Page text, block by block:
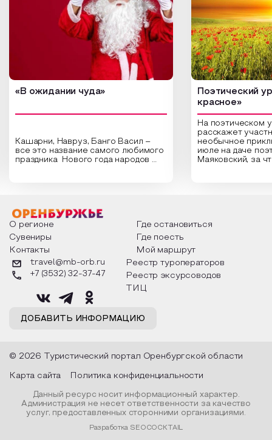
«В ожидании чуда»
Кашарни, Навруз, Банго Васил –
все это название самого любимого
праздника Нового года народов
о том, как встречают новый год в
разных уголках страны, какие
обряды совершают на удачу и
благополучие, в чем схожи и
различаются традиции. Кто такой
Дед Мороз и откуда он пришел, как
его называют в разных уголках
страны и как появились елочные
Поэтический
красное»
На поэтическом
расскажет
необычное
июле на даче
Маяковский, за
Твардовского и
каждой строчке
восхищение
яркому времени
О регионе
Где остановиться
Сувениры
Где поесть
Контакты
Мой маршрут
ДОБАВИТЬ ИНФОРМАЦИЮ
travel@mb-orb.ru
+7 (3532) 32-37-47
Реестр туроператоров
Реестр эксурсоводов
ТИЦ
© 2026 Туристический портал Оренбургской области
Карта сайта Политика конфиденциальности
Данный ресурс носит информационный характер.
Администрация не несет ответственности за качество
услуг, предоставленных сторонними организациями.
Разработка SEOCOCKTAIL